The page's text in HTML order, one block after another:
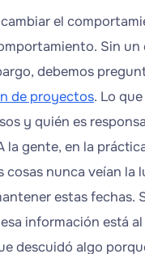
el
Sin
debemos
de proyectos. Lo
y quién es
gente, en la
nunca veían
estas fechas.
información está
descuidó algo